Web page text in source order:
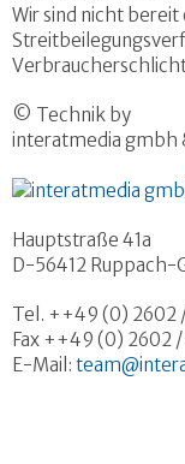
Wir sind nicht
© Technik by
interatmedia gmbh
Hauptstraße 41a
D-56412 Ruppach-
Tel. ++49 (0) 2602
Fax ++49 (0) 2602
E-Mail: